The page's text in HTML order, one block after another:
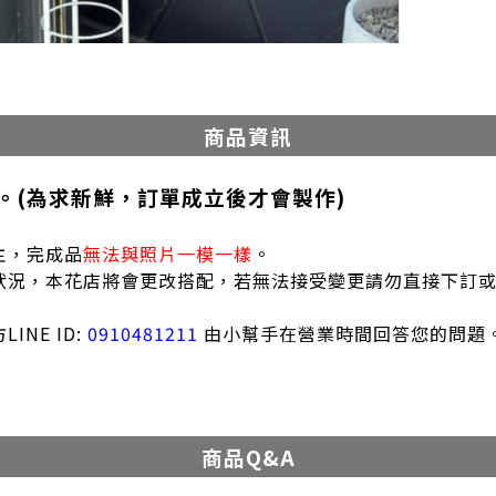
商品資訊
(為求新鮮，訂單成立後才會製作)
完成品無法與照片一模一樣 。
，本花店將會更改搭配，若無法接受變更請勿直接下訂
ID: 0910481211 由小幫手在營業時間回答您的問題
商品Q&A